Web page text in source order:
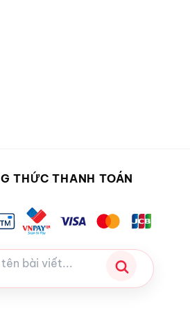
THỨC THANH TOÁN